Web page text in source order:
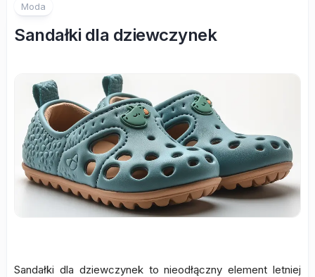
Moda
Sandałki dla dziewczynek
Sandałki dla dziewczynek to nieodłączny element letniej